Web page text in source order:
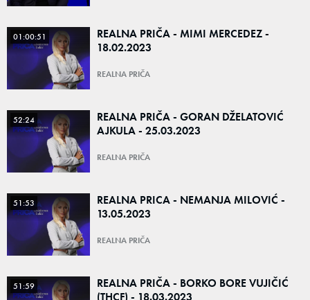
01:00:51
REALNA PRIČA - MIMI MERCEDEZ -
18.02.2023
REALNA PRIČA
52:24
REALNA PRIČA - GORAN DŽELATOVIĆ
AJKULA - 25.03.2023
REALNA PRIČA
51:53
REALNA PRICA - NEMANJA MILOVIĆ -
13.05.2023
REALNA PRIČA
51:59
REALNA PRIČA - BORKO BORE VUJIČIĆ
(THCF) - 18.03.2023